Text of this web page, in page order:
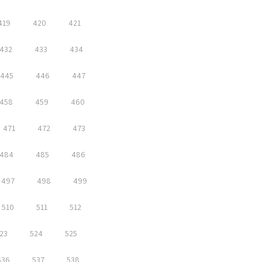
420 421
432 433 434
445 446 447
459 460
471 472 473
484 485 486
497 498 499
510 511 512
524 525
537 538